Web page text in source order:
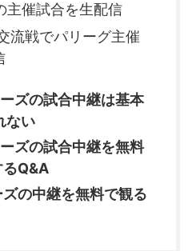
主催試合を生配信
流戦でパリーグ主催
ズの試合中継は基本
ない
ズの試合中継を無料
るQ&A
の中継を無料で観る